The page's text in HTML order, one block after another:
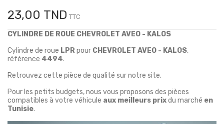
23,00 TND TTC
CYLINDRE DE ROUE CHEVROLET AVEO - KALOS
Cylindre de roue LPRpour CHEVROLET AVEO - KALOS,
référence 4494.
Retrouvez cette pièce de qualité sur notre site.
Pour les petits budgets, nous vous proposons des pièces
compatibles à votre véhicule aux meilleurs prixdu marché en
Tunisie.